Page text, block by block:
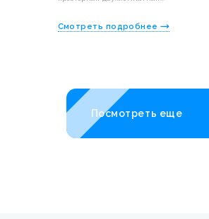
Смотреть подробнее
Посмотреть еще